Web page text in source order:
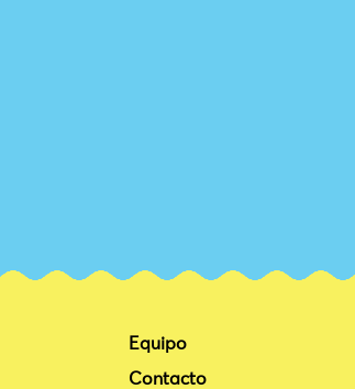
Equipo
Contacto